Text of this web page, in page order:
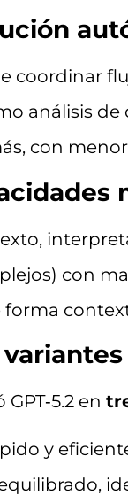
coordinar
análisis
con
con
forma
en
y